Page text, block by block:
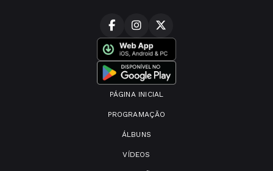
PÁGINA INICIAL
PROGRAMAÇÃO
ÁLBUNS
VÍDEOS